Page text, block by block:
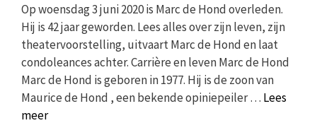
Op woensdag 3 juni 2020 is Marc de Hond overleden.
Hij is 42 jaar geworden. Lees alles over zijn leven, zijn
theatervoorstelling, uitvaart Marc de Hond en laat
condoleances achter. Carrière en leven Marc de Hond
Marc de Hond is geboren in 1977. Hij is de zoon van
Maurice de Hond , een bekende opiniepeiler … Lees
meer